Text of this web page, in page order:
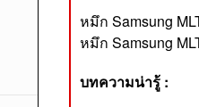
หมึก Samsung
หมึก Samsung
บทความน่ารู้ :